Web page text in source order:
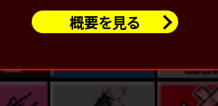
概要を見る